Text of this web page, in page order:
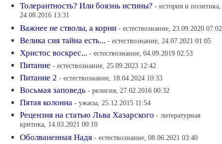
Толерантность? Или боязнь истины? - история и политика,
24.08.2016 13:31
Важнее не стволы, а корни - естествознание, 23.09.2020 07:02
Велика сия тайна есть... - естествознание, 24.07.2021 01:05
Христос воскрес... - естествознание, 04.09.2019 02:53
Питание - естествознание, 25.09.2023 12:42
Питание 2 - естествознание, 18.04.2024 10:33
Восьмая заповедь - религия, 27.02.2016 00:32
Пятая колонна - ужасы, 25.12.2015 11:54
Рецензия на статью Льва Хазарского - литературная
критика, 14.03.2021 00:10
Оболваненная Надя - естествознание, 08.06.2021 03:40